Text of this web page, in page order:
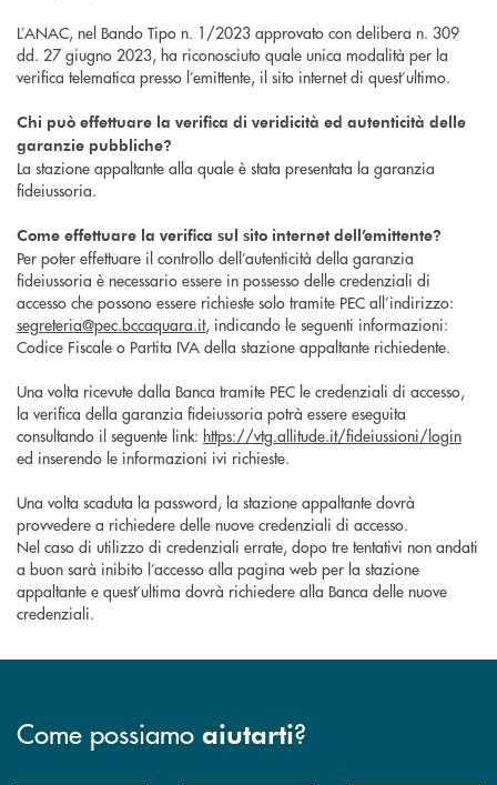
L’ANAC, nel Bando Tipo n. 1/2023 approvato con delibera n. 309
dd. 27 giugno 2023, ha riconosciuto quale unica modalità per la
verifica telematica presso l’emittente, il sito internet di quest’ultimo.
Chi può effettuare la verifica di veridicità ed autenticità delle
garanzie pubbliche?
La stazione appaltante alla quale è stata presentata la garanzia
fideiussoria.
Come effettuare la verifica sul sito internet dell’emittente?
Per poter effettuare il controllo dell’autenticità della garanzia
fideiussoria è necessario essere in possesso delle credenziali di
accesso che possono essere richieste solo tramite PEC all’indirizzo:
segreteria@pec.bccaquara.it, indicando le seguenti informazioni:
Codice Fiscale o Partita IVA della stazione appaltante richiedente.
Una volta ricevute dalla Banca tramite PEC le credenziali di accesso,
la verifica della garanzia fideiussoria potrà essere eseguita
consultando il seguente link: https://vtg.allitude.it/fideiussioni/login
ed inserendo le informazioni ivi richieste.
Una volta scaduta la password, la stazione appaltante dovrà
provvedere a richiedere delle nuove credenziali di accesso.
Nel caso di utilizzo di credenziali errate, dopo tre tentativi non andati
a buon sarà inibito l’accesso alla pagina web per la stazione
appaltante e quest’ultima dovrà richiedere alla Banca delle nuove
credenziali.
Come possiamo aiutarti?